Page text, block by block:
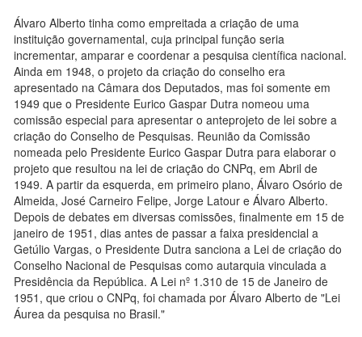
Álvaro Alberto tinha como empreitada a criação de uma
instituição governamental, cuja principal função seria
incrementar, amparar e coordenar a pesquisa científica nacional.
Ainda em 1948, o projeto da criação do conselho era
apresentado na Câmara dos Deputados, mas foi somente em
1949 que o Presidente Eurico Gaspar Dutra nomeou uma
comissão especial para apresentar o anteprojeto de lei sobre a
criação do Conselho de Pesquisas. Reunião da Comissão
nomeada pelo Presidente Eurico Gaspar Dutra para elaborar o
projeto que resultou na lei de criação do CNPq, em Abril de
1949. A partir da esquerda, em primeiro plano, Álvaro Osório de
Almeida, José Carneiro Felipe, Jorge Latour e Álvaro Alberto.
Depois de debates em diversas comissões, finalmente em 15 de
janeiro de 1951, dias antes de passar a faixa presidencial a
Getúlio Vargas, o Presidente Dutra sanciona a Lei de criação do
Conselho Nacional de Pesquisas como autarquia vinculada a
Presidência da República. A Lei nº 1.310 de 15 de Janeiro de
1951, que criou o CNPq, foi chamada por Álvaro Alberto de "Lei
Áurea da pesquisa no Brasil."